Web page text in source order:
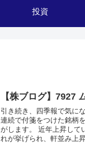
投資
【株ブログ】7927
引き続き、四季報で気に
連続で付箋をつけた銘柄
がします。 近年上昇して
れが挙げられ、軒並み上